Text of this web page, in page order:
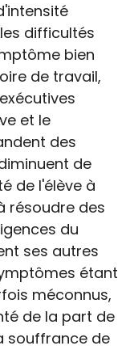
difficultés
bien
de travail,
et le
des
de
de l'élève à
résoudre des
du
ses autres
étant
méconnus,
de la part de
souffrance de